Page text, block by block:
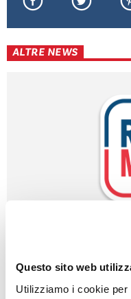
Questo sito web
Utilizziamo i cookie
ALTRE NEWS
POZZUOLI: VIA A